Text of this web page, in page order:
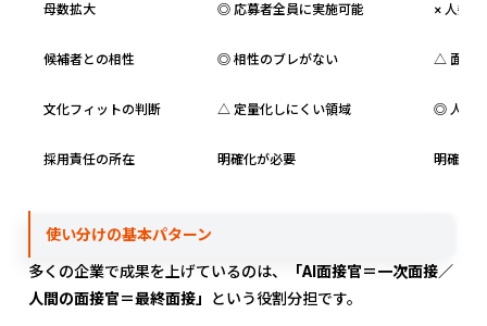
母数拡大
候補者との相性
文化フィットの判断
採用責任の所在
◎ 応募者全員に実施可能
◎ 相性のブレがない
△ 定量化しにくい領域
明確化が必要
× 人数
△ 面接
◎ 人間
明確（
使い分けの基本パターン
多くの企業で成果を上げているのは、
「AI面接官＝一次面接／
人間の面接官＝最終面接」
という役割分担です。